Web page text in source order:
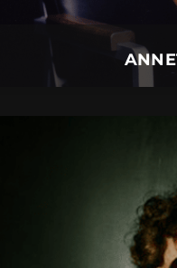
September